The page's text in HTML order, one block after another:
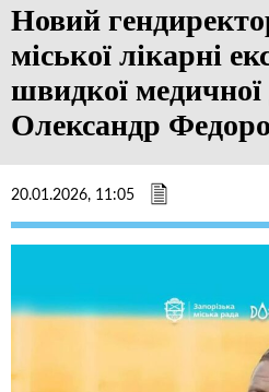
Новий
міської лікарні
швидкої
Олександр
20.01.2026, 11:05